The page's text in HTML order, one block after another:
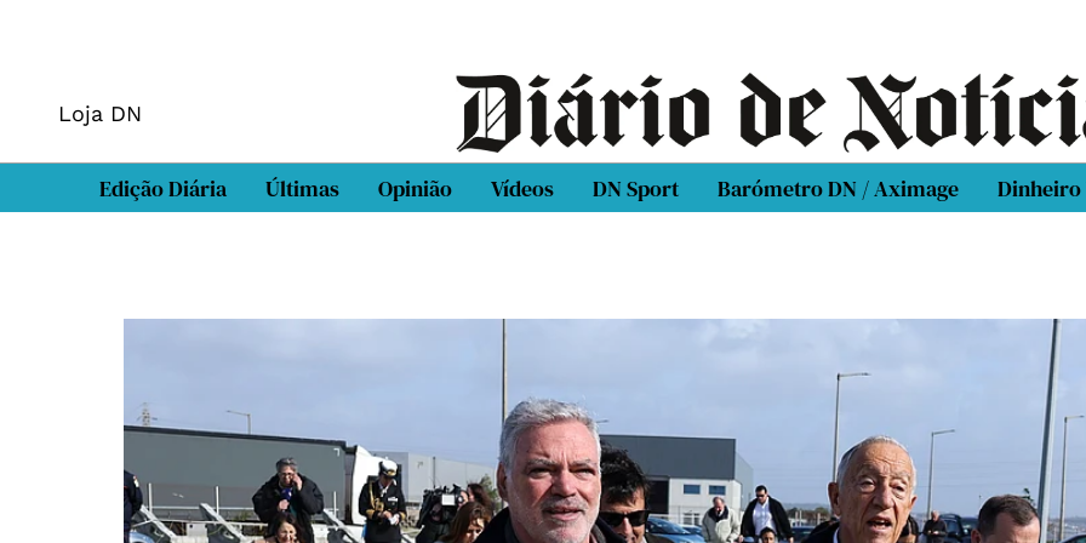
Loja DN
Edição Diária Últimas Opinião Vídeos DN Sport Barómetro DN / Aximage Dinheiro